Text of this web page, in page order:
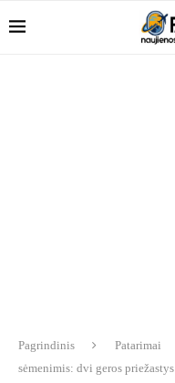
Pagrindinis Patarimai
sėmenimis: dvi geros priežastys